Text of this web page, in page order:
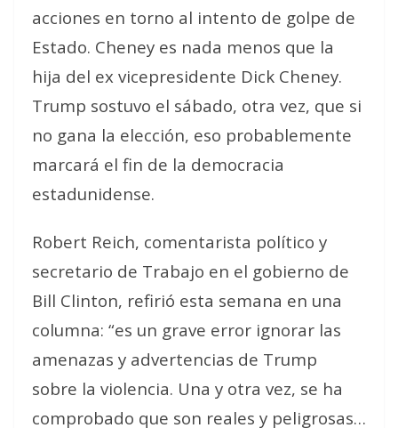
acciones en torno al intento de golpe de
Estado. Cheney es nada menos que la
hija del ex vicepresidente Dick Cheney.
Trump sostuvo el sábado, otra vez, que si
no gana la elección, eso probablemente
marcará el fin de la democracia
estadunidense.
Robert Reich, comentarista político y
secretario de Trabajo en el gobierno de
Bill Clinton, refirió esta semana en una
columna: “es un grave error ignorar las
amenazas y advertencias de Trump
sobre la violencia. Una y otra vez, se ha
comprobado que son reales y peligrosas…